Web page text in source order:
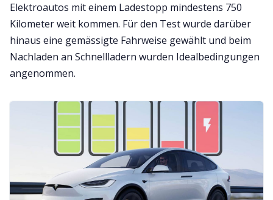
Elektroautos mit einem Ladestopp mindestens 750
Kilometer weit kommen. Für den Test wurde darüber
hinaus eine gemässigte Fahrweise gewählt und beim
Nachladen an Schnellladern wurden Idealbedingungen
angenommen.